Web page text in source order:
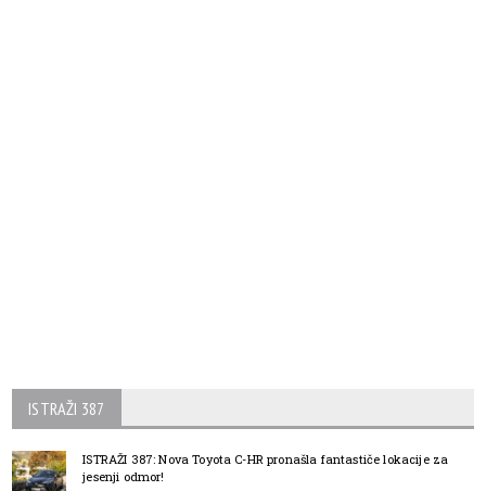
ISTRAŽI 387
ISTRAŽI 387: Nova Toyota C-HR pronašla fantastiče lokacije za
jesenji odmor!